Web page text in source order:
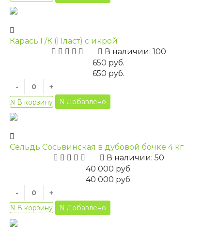
Карась Г/К (Пласт) с икрой
В наличии: 100
650 руб.
650 руб.
-
+
В корзину
Добавлено
Сельдь Сосьвинская в дубовой бочке 4 кг
В наличии: 50
40 000 руб.
40 000 руб.
-
+
В корзину
Добавлено